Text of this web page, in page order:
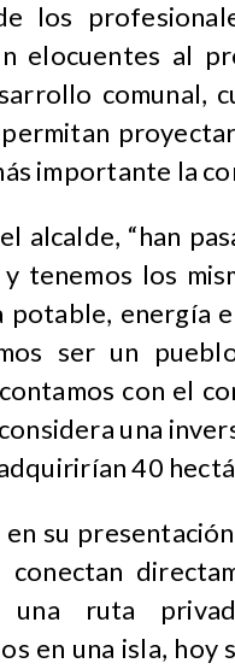
los
elocuentes al
comunal,
importante la
alcalde, “han
tenemos los
potable, energía
ser un
con el
una
40
su
conectan
una ruta
en una isla, hoy